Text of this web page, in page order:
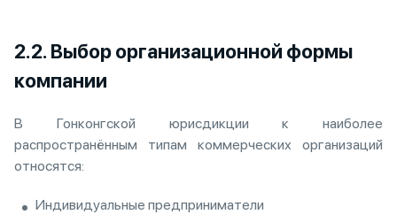
2.2. Выбор организационной формы
компании
В Гонконгской юрисдикции к наиболее
распространённым типам коммерческих организаций
относятся:
Индивидуальные предприниматели